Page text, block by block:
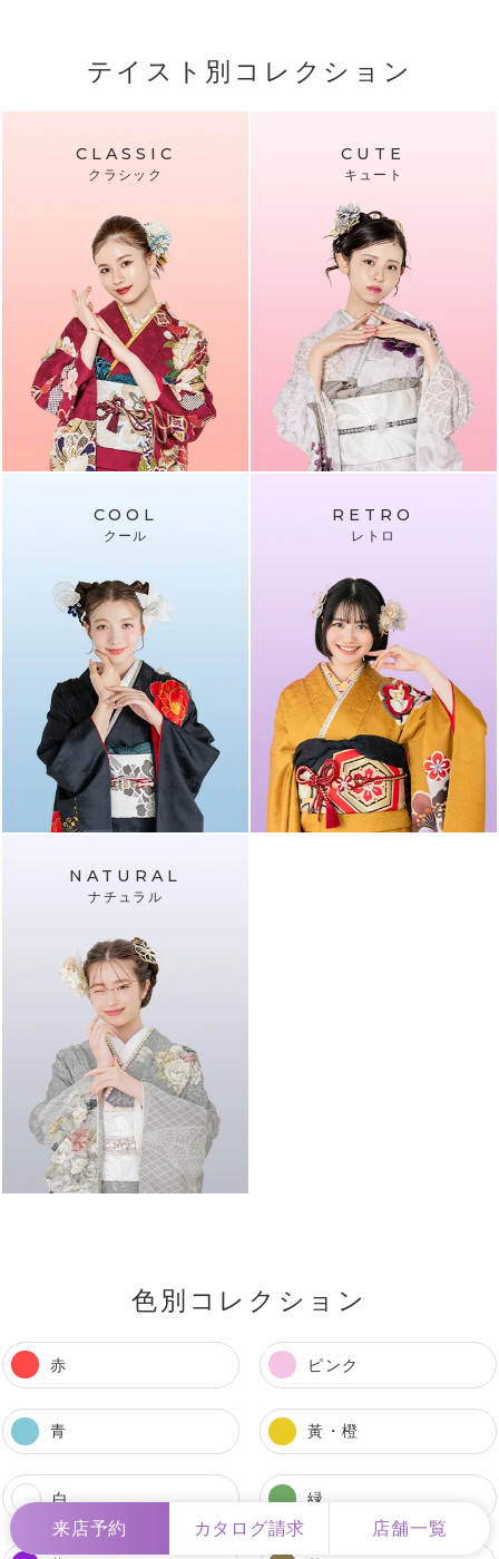
テイスト別コレクション
CLASSIC
クラシック
CUTE
キュート
COOL
クール
RETRO
レトロ
NATURAL
ナチュラル
色別コレクション
赤 ピンク
青 黃・橙
白 緑
来店予約 カタログ請求 店舗一覧